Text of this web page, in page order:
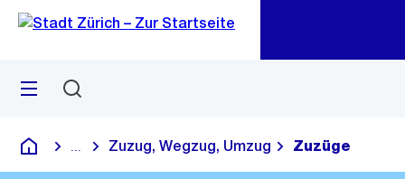
Navigation
Sprunglink
Menü
Deutsch
Blende alle Breadcrumbs ein
Zuzug, Wegzug, Umzug Zuzüge